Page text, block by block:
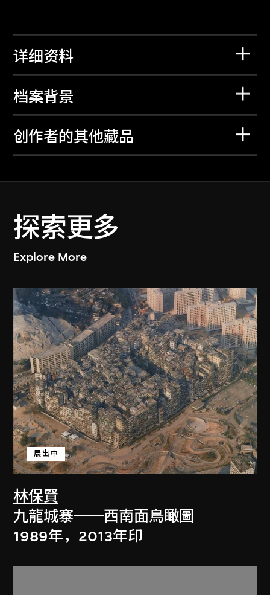
详细资料
档案背景
创作者的其他藏品
探索更多
Explore More
林保賢
展出中
九龍城寨──西南面鳥瞰圖
1989年，2013年印